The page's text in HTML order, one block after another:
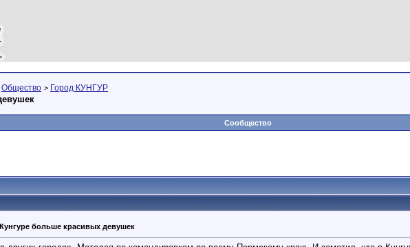
Общество > Город КУНГУР
Сообщество
больше красивых девушек